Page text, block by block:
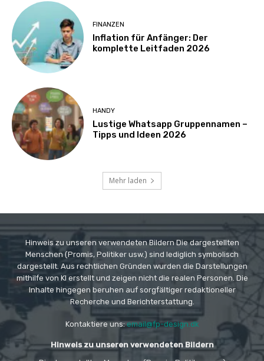
FINANZEN
Inflation für Anfänger: Der
komplette Leitfaden 2026
HANDY
Lustige Whatsapp Gruppennamen –
Tipps und Ideen 2026
Mehr laden
Hinweis zu unseren verwendeten Bildern Die dargestellten
Menschen (Promis, Politiker usw.) sind lediglich symbolisch
dargestellt. Aus rechtlichen Gründen wurden die Darstellungen
mithilfe von KI erstellt und zeigen nicht die realen Personen. Die
Inhalte hingegen beruhen auf sorgfältiger redaktioneller
Recherche und Berichterstattung.
Kontaktiere uns:email@fp-design.dk
Hinweis zu unseren verwendeten Bildern